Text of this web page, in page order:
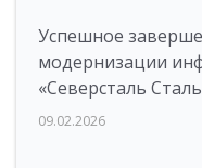
Успешное
модернизации
«Северсталь
09.02.2026